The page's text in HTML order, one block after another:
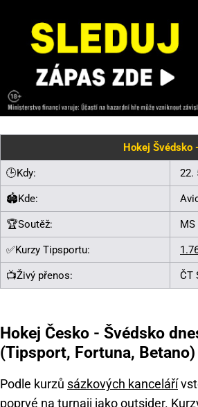
Hokej Švédsko
🕒Kdy: 22.
🏟️Kde:
🏆Soutěž:
✅Kurzy Tipsportu:
📺Živý přenos: ČT
Hokej Česko - Švédsko
(Tipsport, Fortuna, Betano)
Podle kurzů sázkových kanceláří
poprvé na turnaji jako outsider.